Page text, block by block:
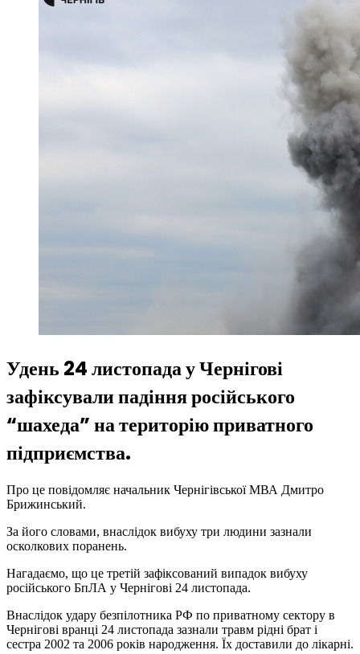
Удень 24 листопада у Чернігові
зафіксували падіння російського
“шахеда” на територію приватного
підприємства.
Про це повідомляє начальник Чернігівської МВА Дмитро
Брижинський.
За його словами, внаслідок вибуху три людини зазнали
осколкових поранень.
Нагадаємо, що це третій зафіксований випадок вибуху
російського БпЛА у Чернігові 24 листопада.
Внаслідок удару безпілотника РФ по приватному сектору в
Чернігові вранці 24 листопада зазнали травм рідні брат і
сестра 2002 та 2006 років народження. Їх доставили до лікарні.